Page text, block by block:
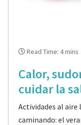
Read Time: 4 mins
Calor,
cuidar la
Actividades al aire
caminando: el